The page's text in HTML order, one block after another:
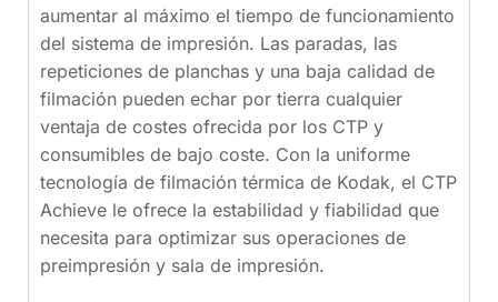
aumentar al máximo el tiempo de funcionamiento
del sistema de impresión. Las paradas, las
repeticiones de planchas y una baja calidad de
filmación pueden echar por tierra cualquier
ventaja de costes ofrecida por los CTP y
consumibles de bajo coste. Con la uniforme
tecnología de filmación térmica de Kodak, el CTP
Achieve le ofrece la estabilidad y fiabilidad que
necesita para optimizar sus operaciones de
preimpresión y sala de impresión.